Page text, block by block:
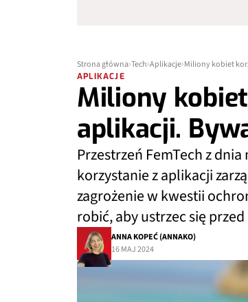
Strona główna Tech Aplikacje Miliony kobiet
APLIKACJE
Miliony
aplikacji.
Przestrzeń FemTech z
korzystanie z aplikacji
zagrożenie w kwestii
robić, aby ustrzec się
ANNA KOPEĆ (ANNAKO)
16 MAJ 2024